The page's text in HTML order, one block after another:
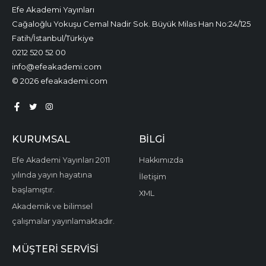
Efe Akademi Yayınları
Cağaloğlu Yokuşu Cemal Nadir Sok. Büyük Milas Han No:24/125
Fatih/İstanbul/Türkiye
0212 520 52 00
info@efeakademi.com
© 2026 efeakademi.com
KURUMSAL
Efe Akademi Yayınları 2011
yılında yayın hayatına
başlamıştır.
Akademik ve bilimsel
çalışmalar yayınlamaktadır.
BILGI
Hakkımızda
İletişim
XML
MÜŞTERI SERVISI